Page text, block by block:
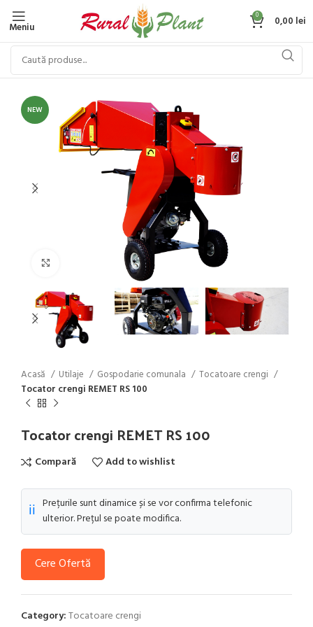
Meniu
0 0,00 lei
NEW
Acasă Utilaje Gospodarie comunala
Tocatoare crengi
Tocator crengi REMET RS 100
Tocator crengi REMET RS 100
Compară Add to wishlist
ℹ️ Prețurile sunt dinamice și se vor confirma telefonic
ulterior. Prețul se poate modifica.
Cere Ofertă
Category:Tocatoare crengi